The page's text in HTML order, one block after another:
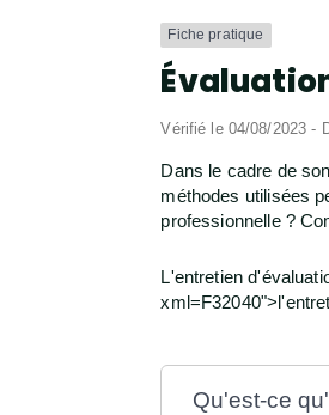
Fiche pratique
Vérifié le 04/08/2023 -
Dans le cadre de
méthodes utilisées
professionnelle ?
L'entretien
Qu'est-ce